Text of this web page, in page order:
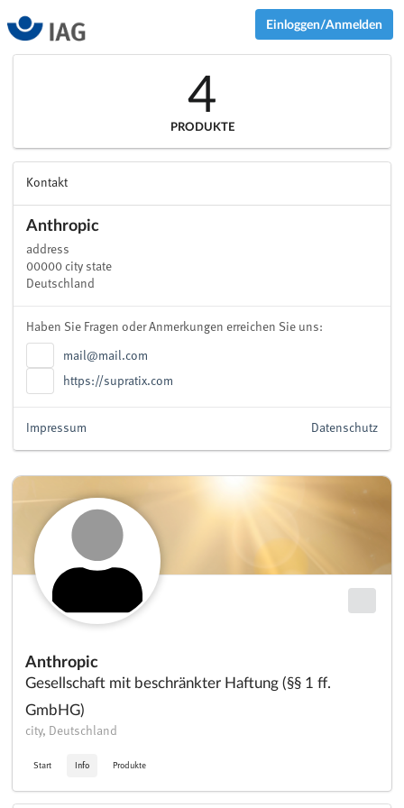
Einloggen/Anmelden
Anthropic
Gesellschaft mit beschränkter Haftung (§§ 1 ff.
GmbHG)
city, Deutschland
Start Info Produkte
4
PRODUKTE
Kontakt
Anthropic
address
00000 city state
Deutschland
Haben Sie Fragen oder Anmerkungen erreichen Sie uns:
mail@mail.com
https://supratix.com
Datenschutz
Impressum